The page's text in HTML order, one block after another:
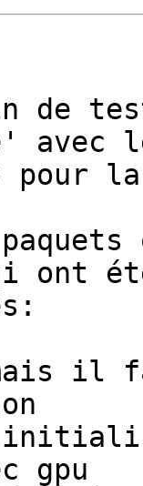
avec
pour la
ont